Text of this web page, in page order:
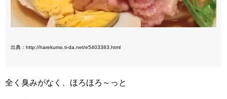
出典：http://harekumo.ti-da.net/e5403383.html
全く臭みがなく、ほろほろ～っと